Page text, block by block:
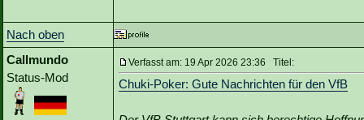
Nach oben
Callmundo
Status-Mod
Verfasst am: 19 Apr 2026 23:36 Titel:
Chuki-Poker: Gute Nachrichten für den VfB